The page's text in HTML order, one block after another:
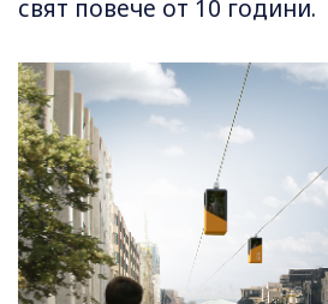
свят повече от 10 години.